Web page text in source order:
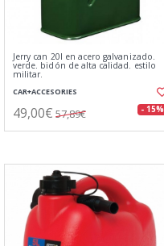
Jerry can 20l en acero galvanizado.
verde. bidón de alta calidad. estilo
militar.
CAR+ACCESORIES
49,00€ 57,89€ - 15%